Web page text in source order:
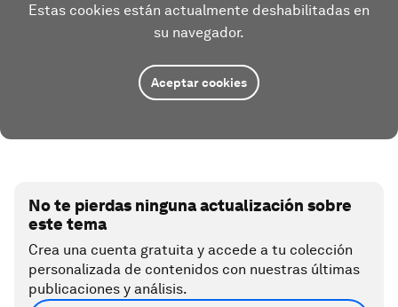
Estas cookies están actualmente deshabilitadas en
su navegador.
Aceptar cookies
No te pierdas ninguna actualización sobre
este tema
Crea una cuenta gratuita y accede a tu colección
personalizada de contenidos con nuestras últimas
publicaciones y análisis.